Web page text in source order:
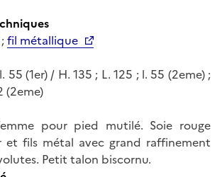
;fil métallique
55 (1er) / H. 135 ; L. 125 ; l. 55 (2eme) ;
(2eme)
pour pied mutilé. Soie rouge
et fils métal avec grand raffinement
Petit talon biscornu.